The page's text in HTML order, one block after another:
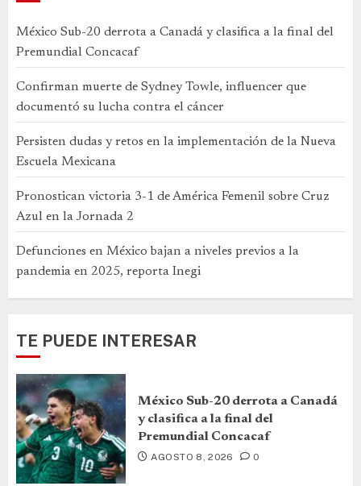
México Sub-20 derrota a Canadá y clasifica a la final del
Premundial Concacaf
Confirman muerte de Sydney Towle, influencer que
documentó su lucha contra el cáncer
Persisten dudas y retos en la implementación de la Nueva
Escuela Mexicana
Pronostican victoria 3-1 de América Femenil sobre Cruz
Azul en la Jornada 2
Defunciones en México bajan a niveles previos a la
pandemia en 2025, reporta Inegi
TE PUEDE INTERESAR
México Sub-20 derrota a Canadá
y clasifica a la final del
Premundial Concacaf
AGOSTO 8, 2026 0